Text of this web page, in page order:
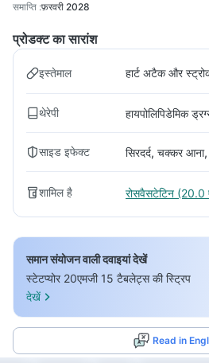
समाप्ति :फ़रवरी 2028
प्रोडक्ट का सारांश
इस्तेमाल हार्ट अटैक और
थेरेपी हायपोलिपिडेमिक
साइड इफेक्ट सिरदर्द, चक्कर
शामिल है रोसवैसटेटिन (20.0
समान संयोजन वाली दवाइयां देखें
स्टेटप्योर 20एमजी 15 टैबलेट्स की स्ट्रिप
देखें
Read in